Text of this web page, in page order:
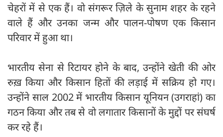
चेहरों में से एक हैं। वो संगरूर ज़िले के सुनाम शहर के रहने
वाले हैं और उनका जन्म और पालन-पोषण एक किसान
परिवार में हुआ था।
भारतीय सेना से रिटायर होने के बाद, उन्होंने खेती की ओर
रुख़ किया और किसान हितों की लड़ाई में सक्रिय हो गए।
उन्होंने साल 2002 में भारतीय किसान यूनियन (उगराहां) का
गठन किया और तब से वो लगातार किसानों के मुद्दों पर संघर्ष
कर रहे हैं।